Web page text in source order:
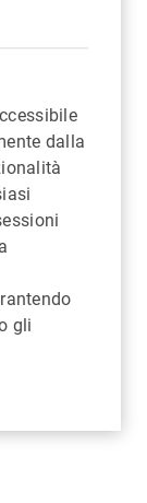
dalla
gli